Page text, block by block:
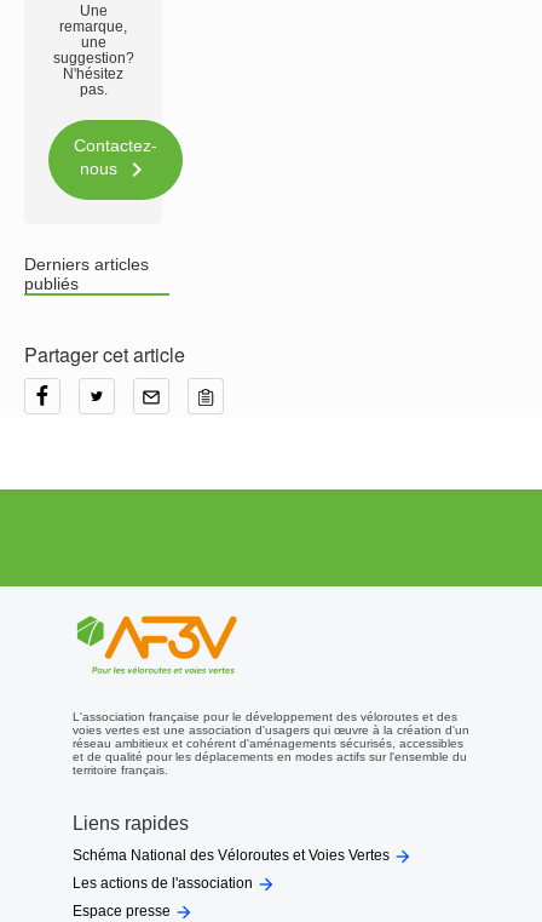
Une
remarque,
une
suggestion?
N'hésitez
pas.
Contactez-
nous

Derniers articles
publiés
Partager cet article
L'association française pour le développement des véloroutes et des
voies vertes est une association d'usagers qui œuvre à la création d'un
réseau ambitieux et cohérent d'aménagements sécurisés, accessibles
et de qualité pour les déplacements en modes actifs sur l'ensemble du
territoire français.
Liens rapides
Schéma National des Véloroutes et Voies Vertes 
Les actions de l'association 
Espace presse 